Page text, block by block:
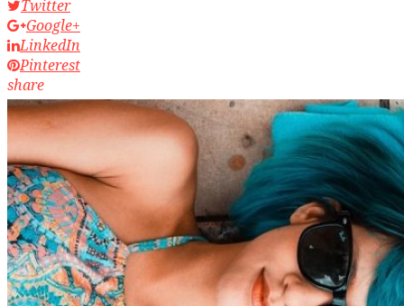
Twitter
Google+
LinkedIn
Pinterest
share